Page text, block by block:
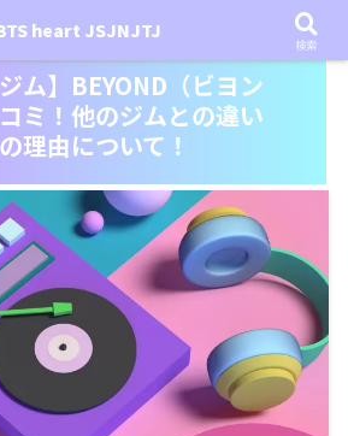
ム】BEYOND（ビヨン
ミ！他のジムとの違い
理由について！
heart JSJNJTJ
検索